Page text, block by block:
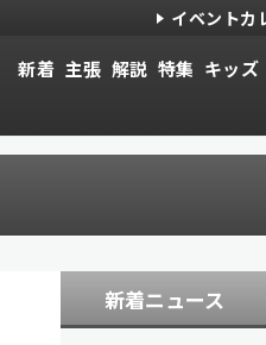
イベントカ
新着 主張 解説 特集 キッズ
新着ニュース